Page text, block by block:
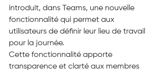
introduit, dans Teams, une nouvelle
fonctionnalité qui permet aux
utilisateurs de définir leur lieu de travail
pour la journée.
Cette fonctionnalité apporte
transparence et clarté aux membres